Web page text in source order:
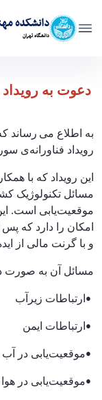
دانشکده
دانشگاه تهران
دعوت به
دعوت به
به اطلاع می رساند
رویداد فناورانه‌ی
این رویداد که با
مسائل تکنولوژیک
موقعیت‌یابی است. این
امکان را دارد که پس
و با گرنت مالی از
مسائل آن به صورت
• ارتباطات زیرآب
• ارتباطات ایمن
•موقعیت‌یابی در آب
•موقعیت‌یابی در هوا